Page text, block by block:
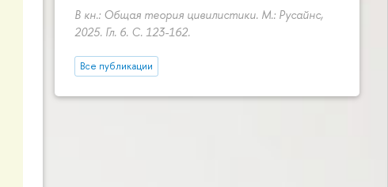
В кн.: Общая теория цивилистики. М.: Русайнс,
2025. Гл. 6. С. 123-162.
Все публикации